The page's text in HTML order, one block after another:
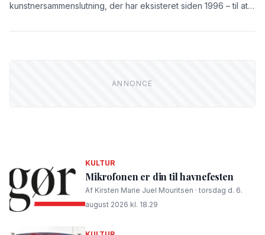
kunstnersammenslutning, der har eksisteret siden 1996 – til at
KULTUR
Mikrofonen er din til havnefesten
Af Kirsten Marie Juel Mouritsen · torsdag d. 6.
august 2026 kl. 18.29